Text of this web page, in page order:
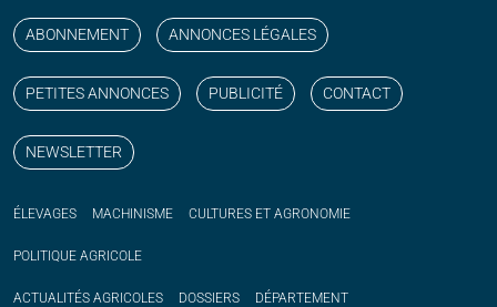
ABONNEMENT ANNONCES LÉGALES
PETITES ANNONCES PUBLICITÉ CONTACT
NEWSLETTER
ÉLEVAGES MACHINISME CULTURES ET AGRONOMIE
POLITIQUE AGRICOLE
ACTUALITÉS AGRICOLES DOSSIERS DÉPARTEMENT